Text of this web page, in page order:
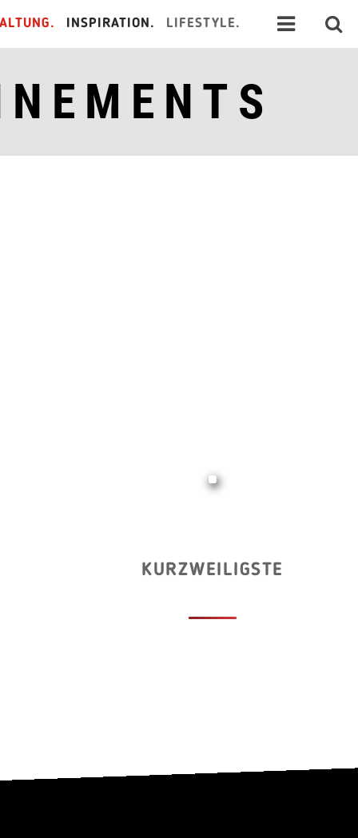
INSPIRATION. LIFESTYLE.
KURZWEILIGSTE